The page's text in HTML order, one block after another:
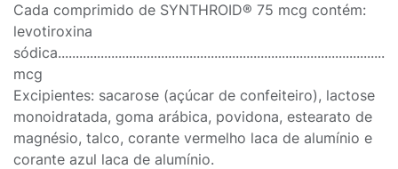
Cada comprimido de SYNTHROID® 75 mcg contém:
levotiroxina
mcg
Excipientes: sacarose (açúcar de confeiteiro), lactose
monoidratada, goma arábica, povidona, estearato de
magnésio, talco, corante vermelho laca de alumínio e
corante azul laca de alumínio.